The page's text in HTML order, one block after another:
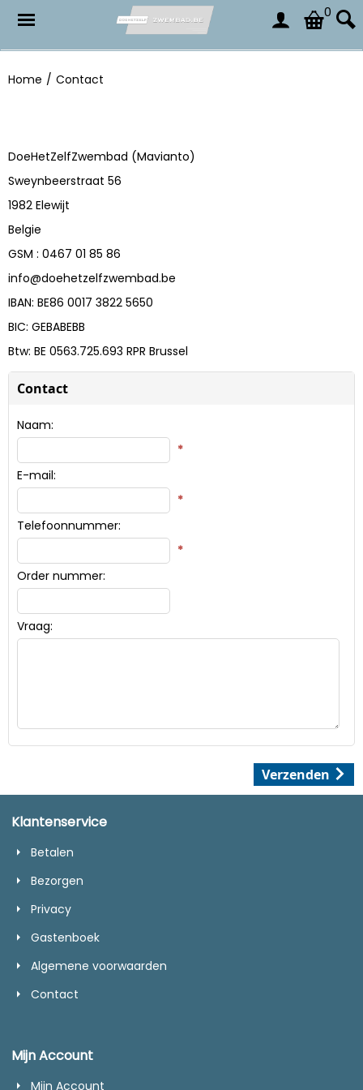
0
Home / Contact
DoeHetZelfZwembad (Mavianto)
Sweynbeerstraat 56
1982 Elewijt
Belgie
GSM : 0467 01 85 86
info@doehetzelfzwembad.be
IBAN: BE86 0017 3822 5650
BIC: GEBABEBB
Btw: BE 0563.725.693 RPR Brussel
Contact
Naam:
*
E-mail:
*
Telefoonnummer:
*
Order nummer:
Vraag:
Verzenden
Klantenservice
Betalen
Bezorgen
Privacy
Gastenboek
Algemene voorwaarden
Contact
Mijn Account
Mijn Account